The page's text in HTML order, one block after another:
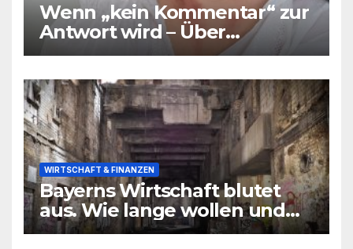
Wenn „kein Kommentar“ zur
Antwort wird – Über
Warnsignale aus Schulen, die
WIRTSCHAFT & FINANZEN
Bayerns Wirtschaft blutet
aus. Wie lange wollen und
können wir uns den